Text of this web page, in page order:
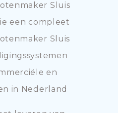
Sluis
een compleet
Sluis
en
in Nederland